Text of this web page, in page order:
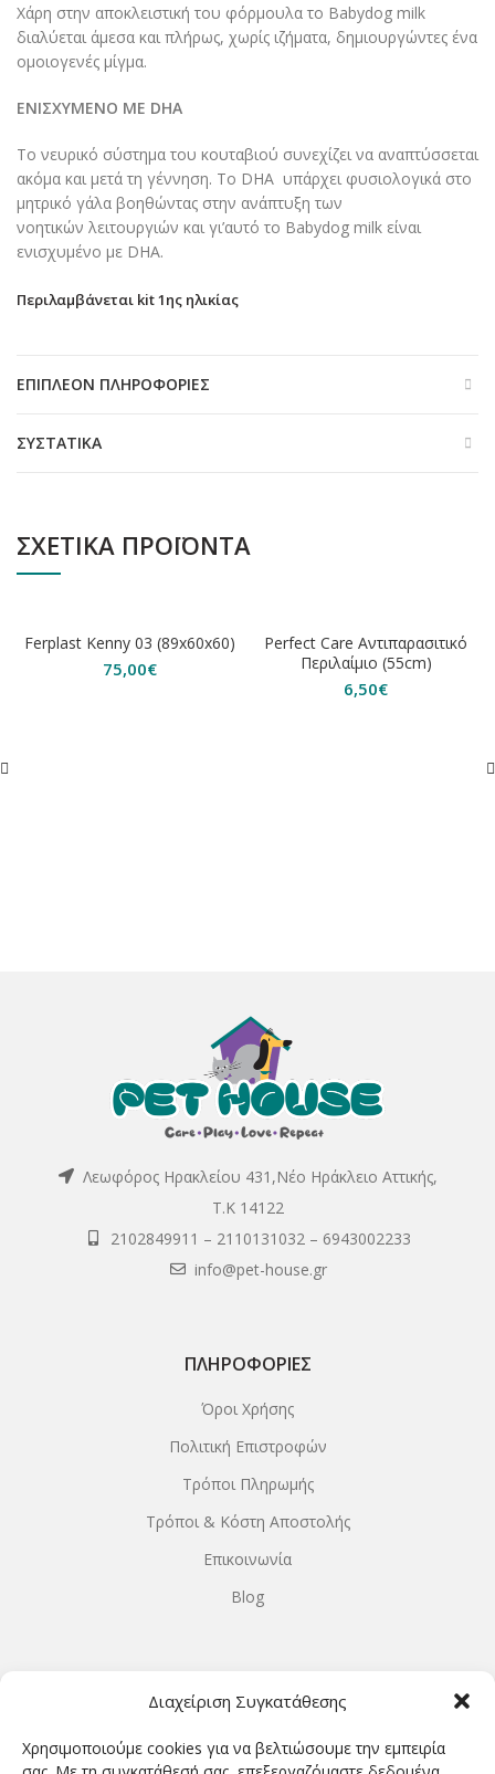
Διαχείριση Συγκατάθεσης
Χρησιμοποιούμε cookies για να βελτιώσουμε την εμπειρία
Χάρη στην αποκλειστική του φόρμουλα το Babydog milk
διαλύεται άμεσα και πλήρως, χωρίς ιζήματα, δημιουργώντες ένα
ομοιογενές μίγμα.
ΕΝΙΣΧΥΜΕΝΟ ΜΕ DHA
Το νευρικό σύστημα του κουταβιού συνεχίζει να αναπτύσσεται
ακόμα και μετά τη γέννηση. Το DHA υπάρχει φυσιολογικά στο
μητρικό γάλα βοηθώντας στην ανάπτυξη των
νοητικών λειτουργιών και γι’αυτό το Babydog milk είναι
ενισχυμένο με DHA.
Περιλαμβάνεται kit 1ης ηλικίας
ΕΠΙΠΛΈΟΝ ΠΛΗΡΟΦΟΡΊΕΣ
ΣΥΣΤΑΤΙΚΆ
ΣΧΕΤΙΚΆ ΠΡΟΪΌΝΤΑ
Ferplast Kenny 03 (89x60x60)
75,00€
Perfect Care Αντιπαρασιτικό
Περιλαίμιο (55cm)
6,50€
Λεωφόρος Ηρακλείου 431,Νέο Ηράκλειο Αττικής,
Τ.Κ 14122
2102849911 – 2110131032 – 6943002233
info@pet-house.gr
ΠΛΗΡΟΦΟΡΊΕΣ
Όροι Χρήσης
Πολιτική Επιστροφών
Τρόποι Πληρωμής
Τρόποι & Κόστη Αποστολής
Επικοινωνία
Blog
ΤΡΙΤΗ-ΠΕΜΠΤΗ-ΠΑΡΑΣΚΕΥΗ 9.00-20.00